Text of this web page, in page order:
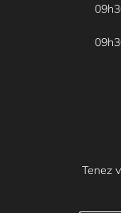
Tenez